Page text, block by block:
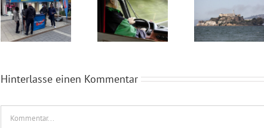
Hinterlasse einen Kommentar